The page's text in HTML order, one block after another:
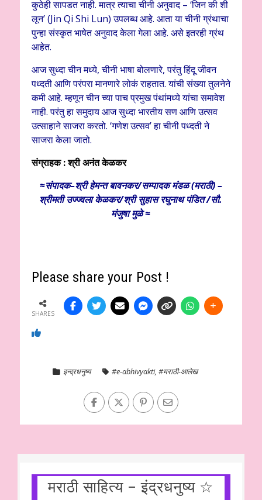
कुठेही सापडत नाही. मात्र त्याचा चीनी अनुवाद – ‘जिन की शी
लून’ (Jin Qi Shi Lun) उपलब्ध आहे. आता या चीनी ग्रंथाचा
पुन्हा संस्कृत भाषेत अनुवाद केला गेला आहे. असे इतरही ग्रंथ
आहेत.
आज सुध्दा चीन मध्ये, चीनी भाषा बोलणारे, परंतु हिंदू जीवन
पध्दती आणि परंपरा मानणारे लोकं राहतात. यांची संख्या तुलनेने
कमी आहे. म्हणून चीन च्या पाच प्रमुख पंथांमध्ये यांचा समावेश
नाही. परंतु हा समुदाय आज सुध्दा भारतीय सण आणि उत्सव
उत्साहाने साजरा करतो. ‘गणेश उत्सव’ हा चीनी पध्दती ने
साजरा केला जातो.
संग्राहक : श्री अनंत केळकर
≈संपादक–श्री हेमन्त बावनकर/सम्पादक मंडळ (मराठी) –
श्रीमती उज्ज्वला केळकर/श्री सुहास रघुनाथ पंडित /सौ.
मंजुषा मुळे ≈
Please share your Post !
SHARES
इन्द्रधनुष्य #e-abhivyakti, #मराठी-आलेख
मराठी साहित्य – इंद्रधनुष्य ☆